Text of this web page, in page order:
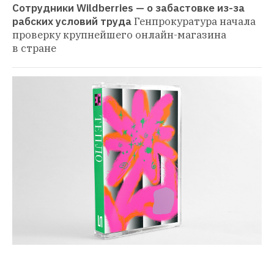
Сотрудники Wildberries — о забастовке из-за
рабских условий трудаГенпрокуратура начала
проверку крупнейшего онлайн-магазина
в стране